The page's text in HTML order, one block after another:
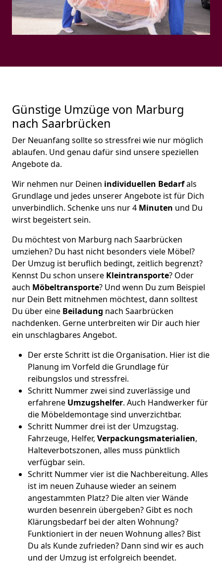
Günstige Umzüge von Marburg
nach Saarbrücken
Der Neuanfang sollte so stressfrei wie nur möglich
ablaufen. Und genau dafür sind unsere speziellen
Angebote da.
Wir nehmen nur Deinen individuellen Bedarfals
Grundlage und jedes unserer Angebote ist für Dich
unverbindlich. Schenke uns nur 4 Minuten und Du
wirst begeistert sein.
Du möchtest von Marburg nach Saarbrücken
umziehen? Du hast nicht besonders viele Möbel?
Der Umzug ist beruflich bedingt, zeitlich begrenzt?
Kennst Du schon unsere Kleintransporte? Oder
auch Möbeltransporte? Und wenn Du zum Beispiel
nur Dein Bett mitnehmen möchtest, dann solltest
Du über eine Beiladung nach Saarbrücken
nachdenken. Gerne unterbreiten wir Dir auch hier
ein unschlagbares Angebot.
Der erste Schritt ist die Organisation. Hier ist die
Planung im Vorfeld die Grundlage für
reibungslos und stressfrei.
Schritt Nummer zwei sind zuverlässige und
erfahrene Umzugshelfer. Auch Handwerker für
die Möbeldemontage sind unverzichtbar.
Schritt Nummer drei ist der Umzugstag.
Fahrzeuge, Helfer, Verpackungsmaterialien,
Halteverbotszonen, alles muss pünktlich
verfügbar sein.
Schritt Nummer vier ist die Nachbereitung. Alles
ist im neuen Zuhause wieder an seinem
angestammten Platz? Die alten vier Wände
wurden besenrein übergeben? Gibt es noch
Klärungsbedarf bei der alten Wohnung?
Funktioniert in der neuen Wohnung alles? Bist
Du als Kunde zufrieden? Dann sind wir es auch
und der Umzug ist erfolgreich beendet.